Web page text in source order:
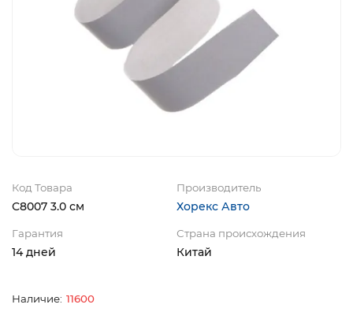
Код Товара
С8007 3.0 см
Производитель
Хорекс Авто
Гарантия
14 дней
Страна происхождения
Китай
11600